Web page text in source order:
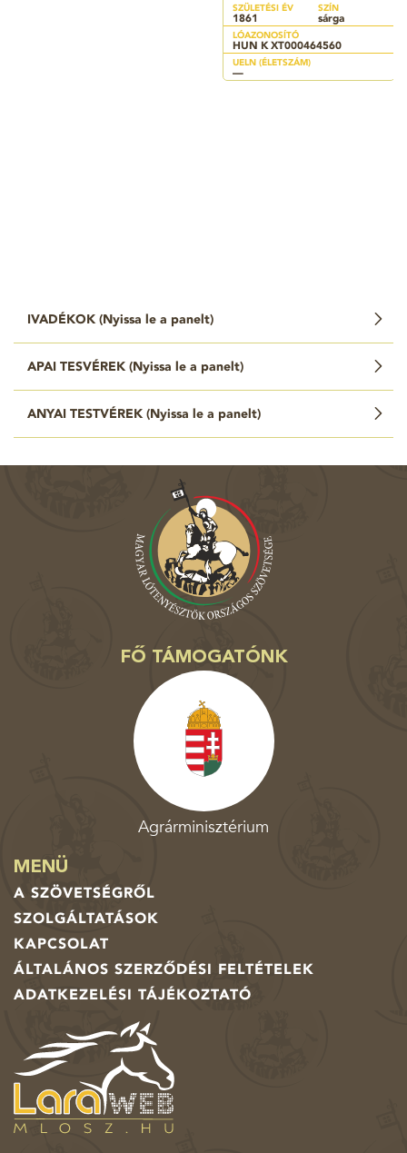
SZÜLETÉSI ÉV
1861
SZÍN
sárga
LÓAZONOSÍTÓ
HUN K XT000464560
UELN (ÉLETSZÁM)
—
IVADÉKOK ( Nyissa le a panelt)
APAI TESVÉREK ( Nyissa le a panelt)
ANYAI TESTVÉREK ( Nyissa le a panelt)
FŐ TÁMOGATÓNK
Agrárminisztérium
MENÜ
A SZÖVETSÉGRŐL
SZOLGÁLTATÁSOK
KAPCSOLAT
ÁLTALÁNOS SZERZŐDÉSI FELTÉTELEK
ADATKEZELÉSI TÁJÉKOZTATÓ